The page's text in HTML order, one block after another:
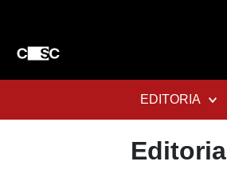
EDITORIA
Editoria